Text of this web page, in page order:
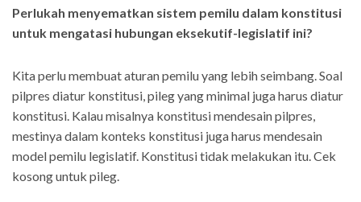
Perlukah menyematkan sistem pemilu dalam konstitusi
untuk mengatasi hubungan eksekutif-legislatif ini?
Kita perlu membuat aturan pemilu yang lebih seimbang. Soal
pilpres diatur konstitusi, pileg yang minimal juga harus diatur
konstitusi. Kalau misalnya konstitusi mendesain pilpres,
mestinya dalam konteks konstitusi juga harus mendesain
model pemilu legislatif. Konstitusi tidak melakukan itu. Cek
kosong untuk pileg.